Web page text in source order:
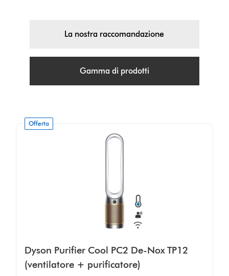
La nostra raccomandazione
Gamma di prodotti
Offerta
Dyson Purifier Cool PC2 De-Nox TP12
(ventilatore + purificatore)